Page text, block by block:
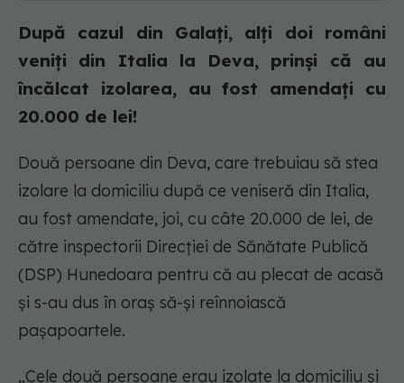
După cazul din Galați, alți doi români
veniți din Italia la Deva, prinși că au
încălcat izolarea, au fost amendați cu
20.000 de lei!
Două persoane din Deva, care trebuiau să stea
izolare la domiciliu după ce veniseră din Italia,
au fost amendate, joi, cu câte 20.000 de lei, de
către inspectorii Direcției de Sănătate Publică
(DSP) Hunedoara pentru că au plecat de acasă
și s-au dus în oraș să-și reînnoiască
pașapoartele.
„Cele două persoane erau izolate la domiciliu și